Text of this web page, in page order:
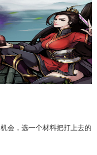
，选一个材料把打上去的